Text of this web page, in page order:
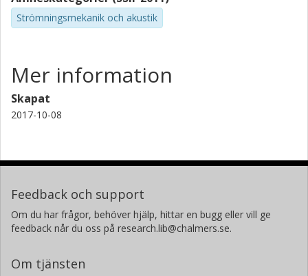
Strömningsmekanik och akustik
Mer information
Skapat
2017-10-08
Feedback och support
Om du har frågor, behöver hjälp, hittar en bugg eller vill ge
feedback når du oss på research.lib@chalmers.se.
Om tjänsten